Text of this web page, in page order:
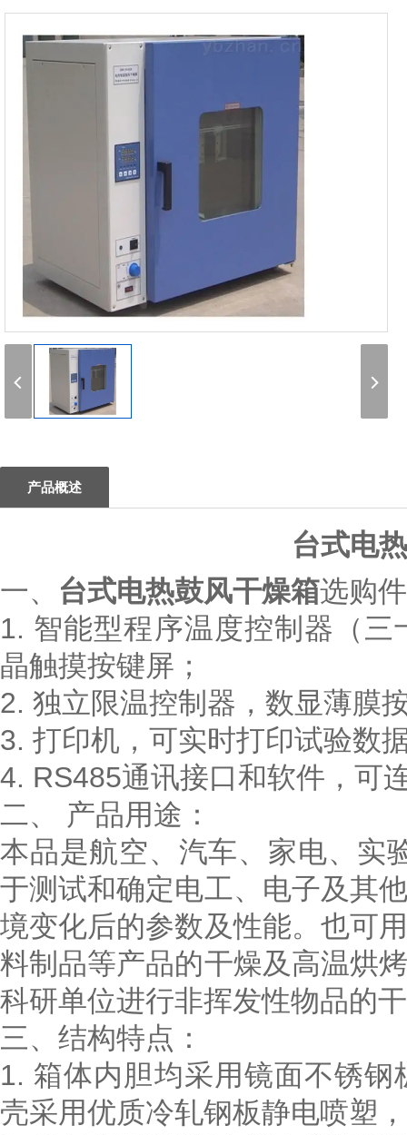
产品概述
台式电
一、 台式电热鼓风干燥箱选购
1. 智能型程序温度控制器（
晶触摸按键屏；
2. 独立限温控制器，数显薄膜
3. 打印机，可实时打印试验数
4. RS485通讯接口和软件，可
二、
产品用途：
本品是航空、汽车、家电、实
于测试和确定电工、电子及其
境变化后的参数及性能。也可
料制品等产品的干燥及高温烘
科研单位进行非挥发性物品的
三、结构特点：
1. 箱体内胆均采用镜面不锈
壳采用优质冷轧钢板静电喷塑